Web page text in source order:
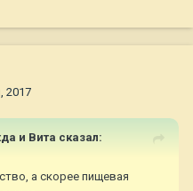
2017
и Вита сказал:
а скорее пищевая